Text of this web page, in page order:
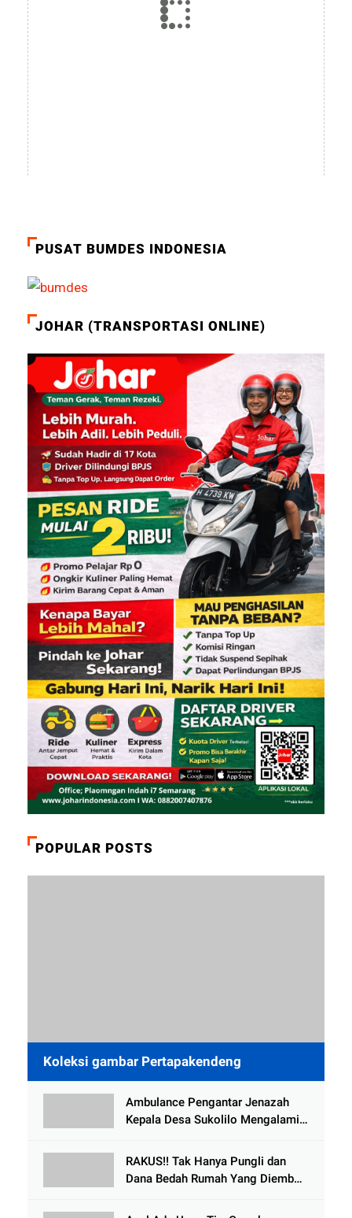
PUSAT BUMDES INDONESIA
JOHAR (TRANSPORTASI ONLINE)
POPULAR POSTS
Koleksi gambar Pertapakendeng
Ambulance Pengantar Jenazah
Kepala Desa Sukolilo Mengalami
Meninggal Dunia
RAKUS!! Tak Hanya Pungli dan
Dana Bedah Rumah Yang Diembat,
Tlogowungu, di Duga